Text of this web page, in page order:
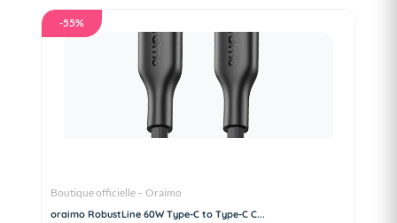
-55%
Boutique officielle – Oraimo
oraimo RobustLine 60W Type-C to Type-C C...